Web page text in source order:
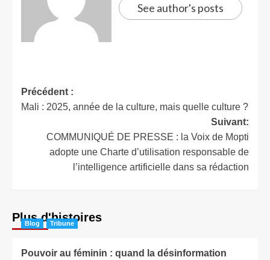
See author's posts
Précédent :
Mali : 2025, année de la culture, mais quelle culture ?
Suivant:
COMMUNIQUÉ DE PRESSE : la Voix de Mopti
adopte une Charte d’utilisation responsable de
l’intelligence artificielle dans sa rédaction
Plus d'histoires
Blog Tribune
Pouvoir au féminin : quand la désinformation